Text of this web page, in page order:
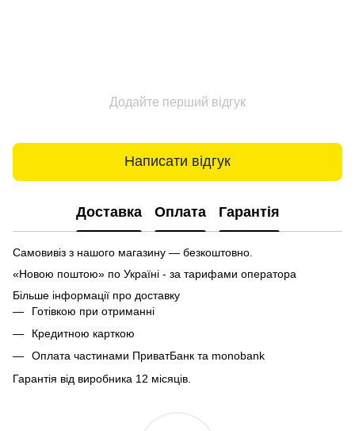
Додайте перший відгук
Написати відгук
Доставка Оплата Гарантія
Самовивіз з нашого магазину — безкоштовно.
«Новою поштою» по Україні - за тарифами оператора
Більше інформації про доставку
Готівкою при отриманні
Кредитною карткою
Оплата частинами ПриватБанк та monobank
Гарантія від виробника 12 місяців.